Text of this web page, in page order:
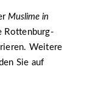
Muslime in
Rottenburg-
Weitere
Sie auf